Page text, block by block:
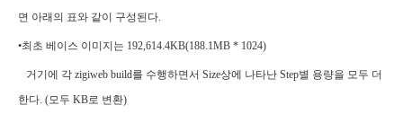
면 아래의 표와 같이 구성된다.
•최초 베이스 이미지는 192,614.4KB(188.1MB * 1024)
거기에 각 zigiweb build를 수행하면서 Size상에 나타난 Step별 용량을 모두 더
한다. (모두 KB로 변환)